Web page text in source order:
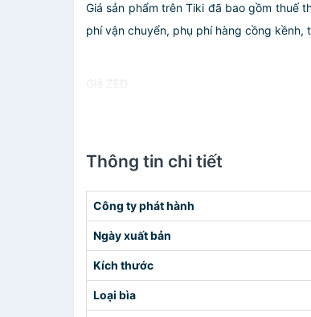
Giá sản phẩm trên Tiki đã bao gồm thuế
phí vận chuyển, phụ phí hàng cồng
Giá ZED
Thông tin chi tiết
Công ty phát hành
Ngày xuất bản
Kích thước
Loại bìa